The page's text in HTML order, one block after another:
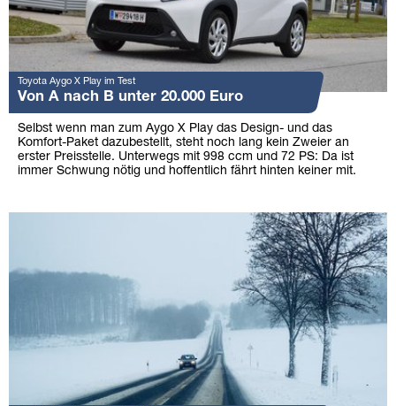
Toyota Aygo X Play im Test
Von A nach B unter 20.000 Euro
Selbst wenn man zum Aygo X Play das Design- und das
Komfort-Paket dazubestellt, steht noch lang kein Zweier an
erster Preisstelle. Unterwegs mit 998 ccm und 72 PS: Da ist
immer Schwung nötig und hoffentlich fährt hinten keiner mit.